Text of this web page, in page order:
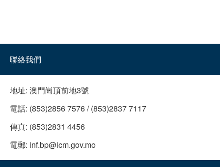
聯絡我們
地址: 澳門崗頂前地3號
電話: (853)2856 7576 / (853)2837 7117
傳真: (853)2831 4456
電郵: inf.bp@icm.gov.mo